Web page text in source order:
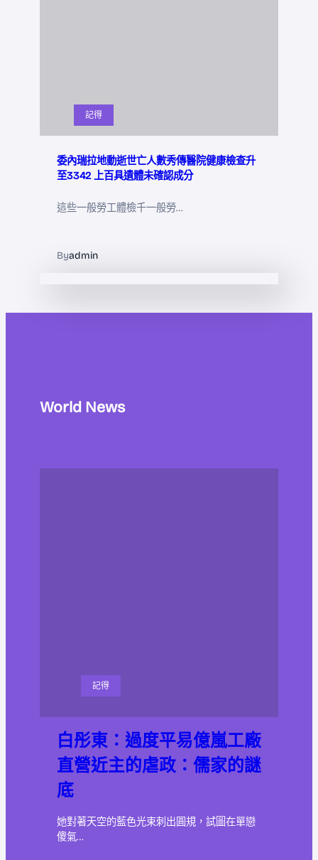
記得
委內瑞拉地動逝世亡人數秀傳醫院健康檢查升
至3342 上百具遺體未確認成分
這些一般勞工體檢千一般勞…
Byadmin
World News
記得
白彤東：過度平易億嵐工廠
直營近主的虐政：儒家的謎
底
她對著天空的藍色光束刺出圓規，試圖在單戀
傻氣…